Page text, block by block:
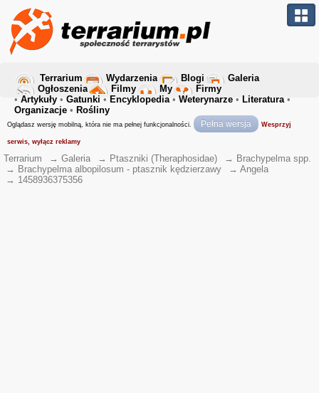
Terrarium Wydarzenia Blogi
Galeria
Ogłoszenia
Filmy My
Firmy
• Artykuły • Gatunki • Encyklopedia• Weterynarze • Literatura•
Organizacje • Rośliny
Oglądasz wersję mobilną, która nie ma pełnej funkcjonalności. Pełna wersja Wesprzyj
serwis, wyłącz reklamy
Terrarium → Galeria → Ptaszniki (Theraphosidae) → Brachypelma spp.
→ Brachypelma albopilosum - ptasznik kędzierzawy → Angela
→ 1458936375356